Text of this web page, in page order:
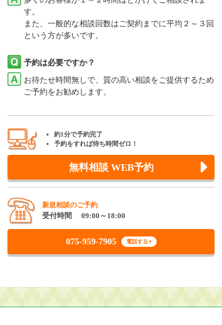
す。
また、一般的な相談回数はご契約までに平均２～３回
という方が多いです。
予約は必要ですか？
お待たせ時間無しで、質の高い相談をご提供するため
ご予約をお勧めします。
約1分で予約完了
予約をすれば待ち時間ゼロ！
無料相談 WEB予約
新規相談のご予約
受付時間 09:00～18:00
075-959-7905 電話する